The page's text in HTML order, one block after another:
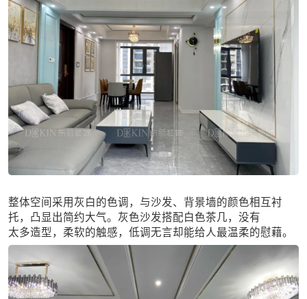
整体空间采用灰白的色调，与沙发、背景墙的颜色相互衬
托，凸显出简约大气。灰色沙发搭配白色茶几，没有
太多造型，柔软的触感，低调无言却能给人最温柔的慰藉。